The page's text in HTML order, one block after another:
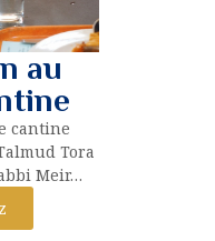
au
cantine
Tora
Meir…